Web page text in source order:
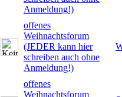
Anmeldung!)
offenes
Weihnachtsforum
(JEDER kann hier
schreiben auch ohne
Anmeldung!)
offenes
Weihnachtsforum